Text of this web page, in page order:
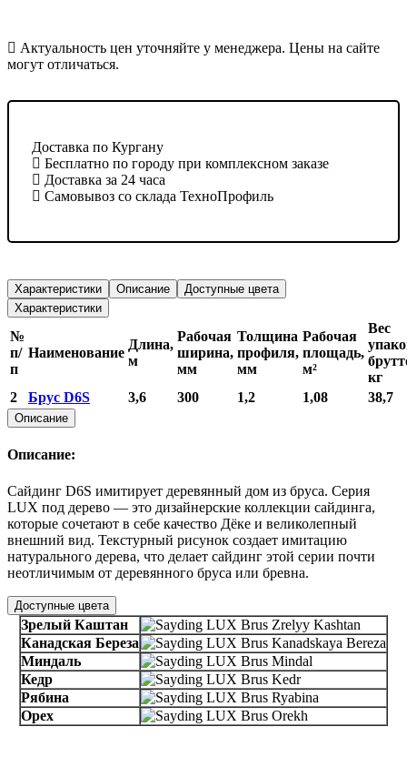
Актуальность цен уточняйте у менеджера. Цены на сайте
могут отличаться.
Доставка по Кургану
Бесплатно по городу при комплексном заказе
Доставка за 24 часа
Самовывоз со склада ТехноПрофиль
Характеристики Описание
Доступные цвета
Характеристики
№
п/
п
Наименование
Длина,
м
Рабочая
ширина,
мм
Толщина
профиля,
мм
Рабочая
площадь,
м²
Вес
кг
2
Брус D6S 3,6 300 1,2 1,08 38,7
Описание
Описание:
Сайдинг D6S имитирует деревянный дом из бруса. Серия
LUX под дерево ― это дизайнерские коллекции сайдинга,
которые сочетают в себе качество Дёке и великолепный
внешний вид. Текстурный рисунок создает имитацию
натурального дерева, что делает сайдинг этой серии почти
неотличимым от деревянного бруса или бревна.
Доступные цвета
Зрелый Каштан
Канадская Береза
Миндаль
Кедр
Рябина
Орех